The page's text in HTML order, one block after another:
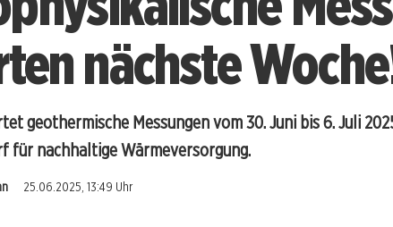
nächste
geothermische Messungen vom 30. Juni bis 6. Juli
für nachhaltige Wärmeversorgung.
25.06.2025, 13:49 Uhr